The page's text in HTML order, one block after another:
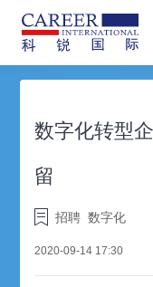
数字化转型
留
招聘 数字化
2020-09-14 17:30